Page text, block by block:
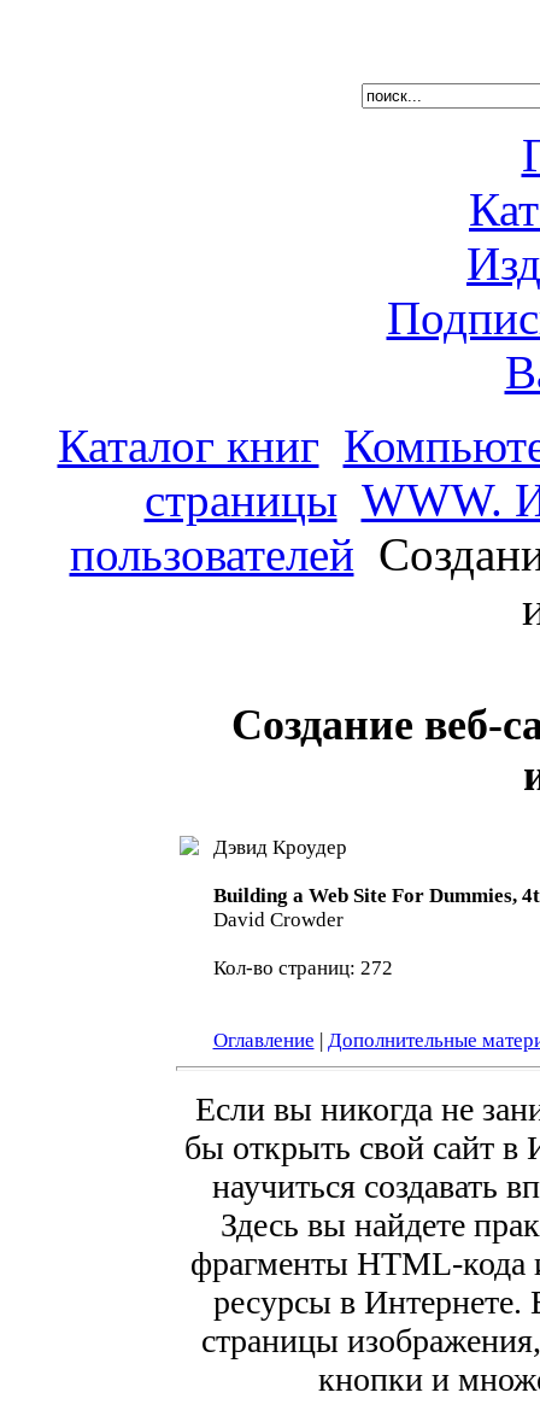
Каталог книг
страницы WWW.
пользователей
Создание веб-
Дэвид Кроудер
Building a Web Site For Dummies,
David Crowder
Кол-во страниц: 272
Оглавление | Дополнительные
Если вы никогда не
бы открыть свой сайт в
научиться создавать
Здесь вы найдете
фрагменты HTML-кода
ресурсы в Интернете.
страницы
кнопки и